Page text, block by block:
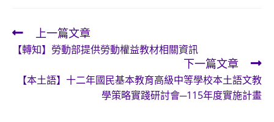
Read
more
articles
上一篇文章
【轉知】勞動部提供勞動權益教材相關資訊
下一篇文章
【本土語】十二年國民基本教育高級中等學校本土語文教
學策略實踐研討會─115年度實施計畫